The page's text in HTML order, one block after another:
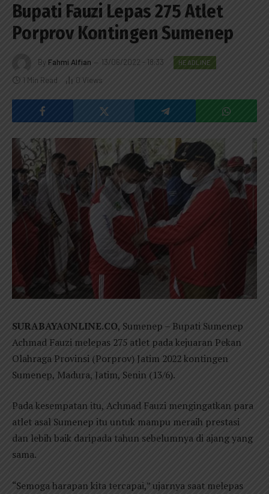
Bupati Fauzi Lepas 275 Atlet
Porprov Kontingen Sumenep
By Fahmi Alfian 13/06/2022 - 18:33 HEADLINE
1 Min Read 0 Views
SURABAYAONLINE.CO, Sumenep – Bupati Sumenep
Achmad Fauzi melepas 275 atlet pada kejuaran Pekan
Olahraga Provinsi (Porprov) Jatim 2022 kontingen
Sumenep, Madura, Jatim, Senin (13/6).
Pada kesempatan itu, Achmad Fauzi mengingatkan para
atlet asal Sumenep itu untuk mampu meraih prestasi
dan lebih baik daripada tahun sebelumnya di ajang yang
sama.
“Semoga harapan kita tercapai,” ujarnya saat melepas